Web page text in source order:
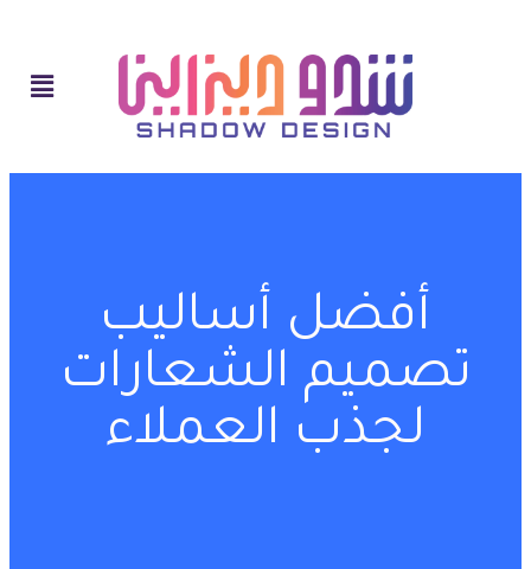
أفضل أساليب
تصميم الشعارات
لجذب العملاء